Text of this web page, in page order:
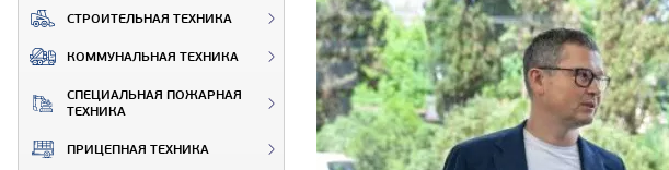
СТРОИТЕЛЬНАЯ ТЕХНИКА
КОММУНАЛЬНАЯ ТЕХНИКА
СПЕЦИАЛЬНАЯ ПОЖАРНАЯ
ТЕХНИКА
ПРИЦЕПНАЯ ТЕХНИКА